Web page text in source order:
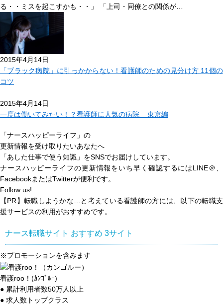
る・・ミスを起こすかも・・」 「上司・同僚との関係が…
2015年4月14日
「ブラック病院」に引っかからない！看護師のための見分け方 11個の
コツ
2015年4月14日
一度は働いてみたい！？看護師に人気の病院 – 東京編
「ナースハッピーライフ」の
更新情報を受け取りたいあなたへ
「あした仕事で使う知識」 をSNSでお届けしています。
ナースハッピーライフの更新情報をいち早く確認するにはLINE＠、
FacebookまたはTwitterが便利です。
Follow us!
【PR】転職しようかな…と考えている看護師の方には、以下の転職支
援サービスの利用がおすすめです。
ナース転職サイト おすすめ 3サイト
※プロモーションを含みます
看護roo！(ｶﾝｺﾞﾙｰ)
● 累計利用者数50万人以上
● 求人数トップクラス